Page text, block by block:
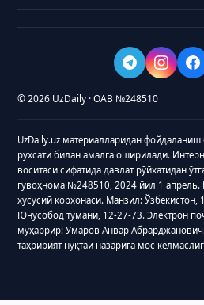
© 2026 UzDaily · ОАВ №248510
UzDaily.uz материалларидан фойдаланиш
рухсати билан амалга оширилади.
воситаси сифатида давлат рўйхатидан
гувоҳнома №248510, 2024 йил 1 апрель.
хусусий корхонаси. Манзил:
Юнусобод тумани, 12-27-73. Электрон
муҳаррир: Умаров Анвар
таҳририят нуқтаи назарига мос